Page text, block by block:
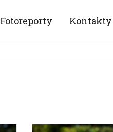
Fotoreporty Kontakty